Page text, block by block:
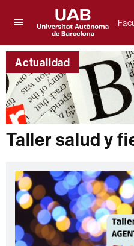
aquí
para
desplegar
el
menú
de
Facultad
de
Derecho
Universitat
Autònoma
de
Barcelona
Actualidad
Taller salud y